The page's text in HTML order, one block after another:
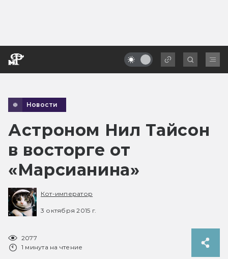
Новости
Астроном Нил Тайсон
в восторге от
«Марсианина»
Кот-император
3 октября 2015 г.
2077
1 минута на чтение